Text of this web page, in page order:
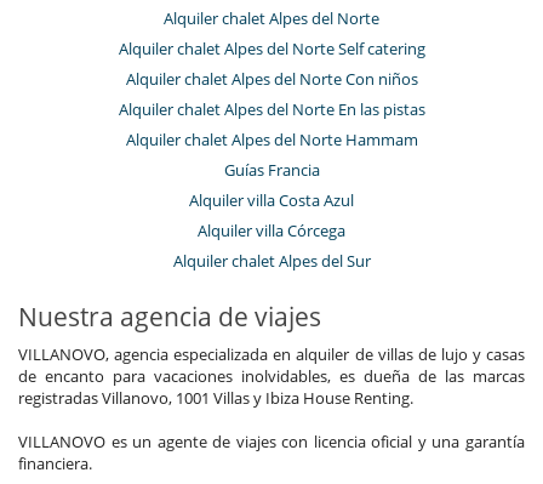
Alquiler chalet Alpes del Norte
Alquiler chalet Alpes del Norte Self catering
Alquiler chalet Alpes del Norte Con niños
Alquiler chalet Alpes del Norte En las pistas
Alquiler chalet Alpes del Norte Hammam
Guías Francia
Alquiler villa Costa Azul
Alquiler villa Córcega
Alquiler chalet Alpes del Sur
Nuestra agencia de viajes
VILLANOVO, agencia especializada en alquiler de villas de lujo y casas
de encanto para vacaciones inolvidables, es dueña de las marcas
registradas Villanovo, 1001 Villas y Ibiza House Renting.
VILLANOVO es un agente de viajes con licencia oficial y una garantía
financiera.